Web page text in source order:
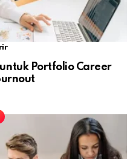
Portfolio Career